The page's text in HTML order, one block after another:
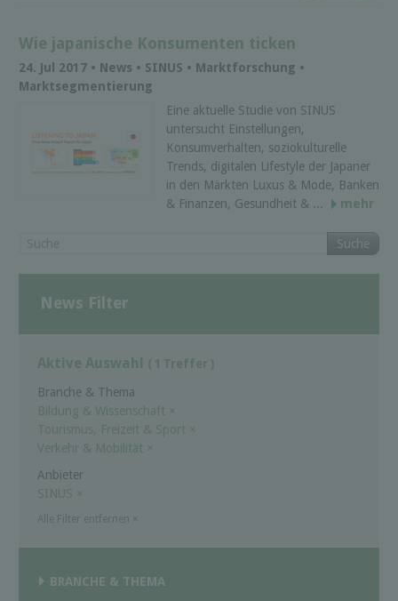
Wie japanische Konsumenten ticken
24. Jul 2017 • News • SINUS • Marktforschung •
Marktsegmentierung
Eine aktuelle Studie von SINUS
untersucht Einstellungen,
Konsumverhalten, soziokulturelle
Trends, digitalen Lifestyle der Japaner
in den Märkten Luxus & Mode, Banken
& Finanzen, Gesundheit & ...
mehr
Suche
News Filter
Aktive Auswahl ( 1 Treffer )
Branche & Thema
Bildung & Wissenschaft ×
Tourismus, Freizeit & Sport ×
Verkehr & Mobilität ×
Anbieter
SINUS ×
BRANCHE & THEMA